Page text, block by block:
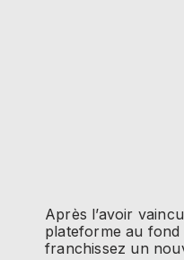
Après l’avoir
plateforme au fond
franchissez un